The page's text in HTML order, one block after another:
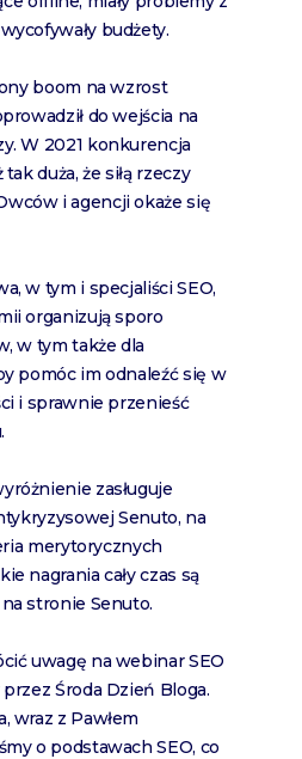
budżety.
boom na wzrost
do wejścia na
W 2021 konkurencja
duża, że siłą rzeczy
i agencji okaże się
w tym i specjaliści SEO,
organizują sporo
w tym także dla
pomóc im odnaleźć się w
i sprawnie przenieść
zasługuje
Senuto, na
merytorycznych
nagrania cały czas są
stronie Senuto.
uwagę na webinar SEO
Środa Dzień Bloga.
wraz z Pawłem
o podstawach SEO, co